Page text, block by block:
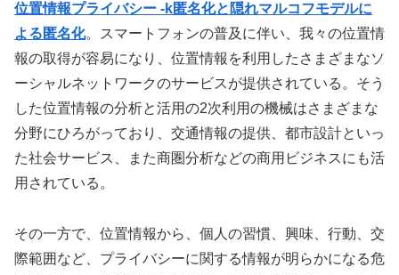
位置情報プライバシー -k匿名化と隠れマルコフモデルに
よる匿名化。スマートフォンの普及に伴い、我々の位置情
報の取得が容易になり、位置情報を利用したさまざまなソ
ーシャルネットワークのサービスが提供されている。そう
した位置情報の分析と活用の2次利用の機械はさまざまな
分野にひろがっており、交通情報の提供、都市設計といっ
た社会サービス、また商圏分析などの商用ビジネスにも活
用されている。
その一方で、位置情報から、個人の習慣、興味、行動、交
際範囲など、プライバシーに関する情報が明らかになる危